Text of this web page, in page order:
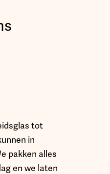
tot
in
pakken alles
en we laten